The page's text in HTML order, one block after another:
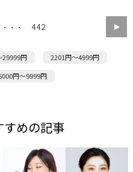
・・・ 442
29999円
2201円～4999円
円～9999円
すめの記事